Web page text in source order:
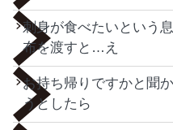
刺身が食べたいという
布を渡すと…え
お持ち帰りですかと聞
うとしたら